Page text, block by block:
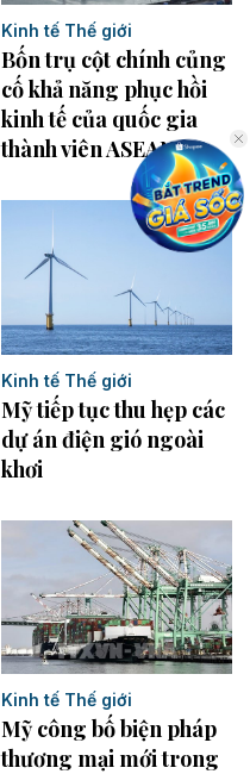
Kinh tế Thế giới
Bốn trụ cột chính củng
cố khả năng phục hồi
kinh tế của quốc gia
thành viên ASEAN
Kinh tế Thế giới
Mỹ tiếp tục thu hẹp các
dự án điện gió ngoài
khơi
Kinh tế Thế giới
Mỹ công bố biện pháp
thương mại mới trong